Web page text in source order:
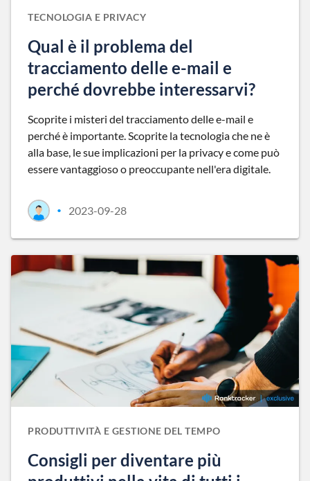
TECNOLOGIA E PRIVACY
Qual è il problema del
tracciamento delle e-mail e
perché dovrebbe interessarvi?
Scoprite i misteri del tracciamento delle e-mail e
perché è importante. Scoprite la tecnologia che ne è
alla base, le sue implicazioni per la privacy e come può
essere vantaggioso o preoccupante nell'era digitale.
• 2023-09-28
PRODUTTIVITÀ E GESTIONE DEL TEMPO
Consigli per diventare più